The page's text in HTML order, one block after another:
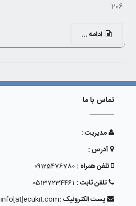
206
ادامه ...
تماس با ما
مدیریت :
آدرس :
تلفن همراه : 09125476780
تلفن ثابت : 05137234461
پست الکترونیک :info[at]ecukit.com